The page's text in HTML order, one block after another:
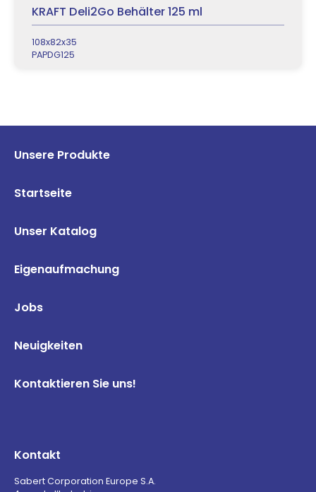
KRAFT Deli2Go Behälter 125 ml
108x82x35
PAPDG125
Unsere Produkte
Startseite
Unser Katalog
Eigenaufmachung
Jobs
Neuigkeiten
Kontaktieren Sie uns!
Kontakt
Sabert Corporation Europe S.A.